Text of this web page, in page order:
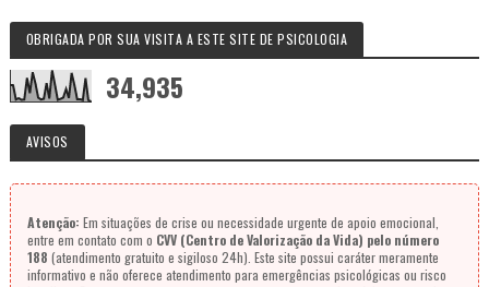
OBRIGADA POR SUA VISITA A ESTE SITE DE PSICOLOGIA
34,935
AVISOS
Atenção: Em situações de crise ou necessidade urgente de apoio emocional,
entre em contato com o CVV (Centro de Valorização da Vida) pelo número
188 (atendimento gratuito e sigiloso 24h). Este site possui caráter meramente
informativo e não oferece atendimento para emergências psicológicas ou risco